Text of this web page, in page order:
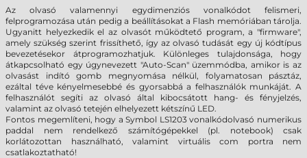
Az olvasó valamennyi egydimenziós vonalkódot felismeri,
felprogramozása után pedig a beállításokat a Flash memóriában tárolja.
Ugyanitt helyezkedik el az olvasót működtető program, a "firmware",
amely szükség szerint frissíthető, így az olvasó tudását egy új kódtípus
bevezetésekor átprogramozhatjuk. Különleges tulajdonsága, hogy
átkapcsolható egy úgynevezett "Auto-Scan" üzemmódba, amikor is az
olvasást indító gomb megnyomása nélkül, folyamatosan pásztáz,
ezáltal téve kényelmesebbé és gyorsabbá a felhasználók munkáját. A
felhasználót segíti az olvasó által kibocsátott hang- és fényjelzés,
valamint az olvasó tetején elhelyezett kétszínű LED.
Fontos megemlíteni, hogy a Symbol LS1203 vonalkódolvasó numerikus
paddal nem rendelkező számítógépekkel (pl. notebook) csak
korlátozottan használható, valamint virtuális com portra nem
csatlakoztatható!